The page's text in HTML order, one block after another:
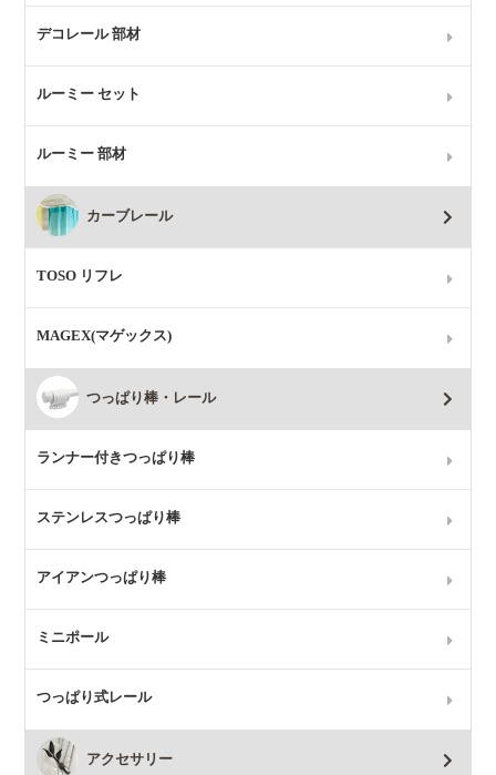
デコレール 部材
ルーミー セット
ルーミー 部材
カーブレール
TOSO リフレ
MAGEX(マゲックス)
つっぱり棒・レール
ランナー付きつっぱり棒
ステンレスつっぱり棒
アイアンつっぱり棒
ミニポール
つっぱり式レール
アクセサリー